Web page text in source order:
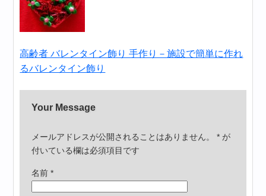
高齢者 バレンタイン飾り 手作り－施設で簡単に作れ
るバレンタイン飾り
Your Message
メールアドレスが公開されることはありません。 * が
付いている欄は必須項目です
名前*